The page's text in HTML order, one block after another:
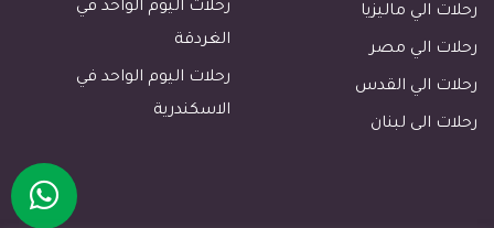
فنادق اسوان
رحلات مرسى مطروح
رحلات مرسي علم
رحلات الجونة
رحلات الي ماليزيا
رحلات الي مصر
رحلات الي القدس
رحلات الى لبنان
رحلات اليوم الواحد في
الغردقة
رحلات اليوم الواحد في
الاسكندرية